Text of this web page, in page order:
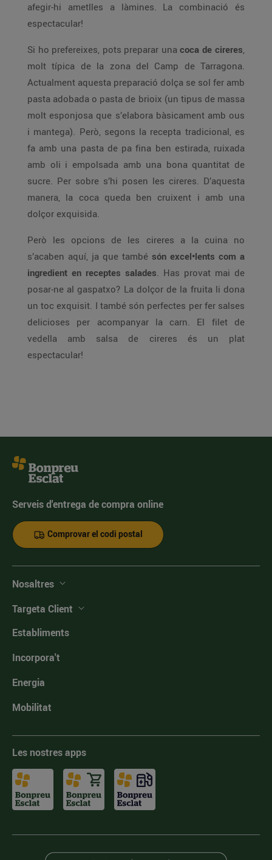
afegir-hi ametlles a làmines. La combinació és
espectacular!
Si ho prefereixes, pots preparar una coca de cireres,
molt típica de la zona del Camp de Tarragona.
Actualment aquesta preparació dolça se sol fer amb
pasta adobada o pasta de brioix (un tipus de massa
molt esponjosa que s’elabora bàsicament amb ous
i mantega). Però, segons la recepta tradicional, es
fa amb una pasta de pa fina ben estirada, ruixada
amb oli i empolsada amb una bona quantitat de
sucre. Per sobre s’hi posen les cireres. D’aquesta
manera, la coca queda ben cruixent i amb una
dolçor exquisida.
Però les opcions de les cireres a la cuina no
s’acaben aquí, ja que també són excel•lents com a
ingredient en receptes salades. Has provat mai de
posar-ne al gaspatxo? La dolçor de la fruita li dona
un toc exquisit. I també són perfectes per fer salses
delicioses per acompanyar la carn. El filet de
vedella amb salsa de cireres és un plat
espectacular!
Serveis d'entrega de compra online
Comprovar el codi postal
Nosaltres
Targeta Client
Establiments
Incorpora't
Energia
Mobilitat
Les nostres apps